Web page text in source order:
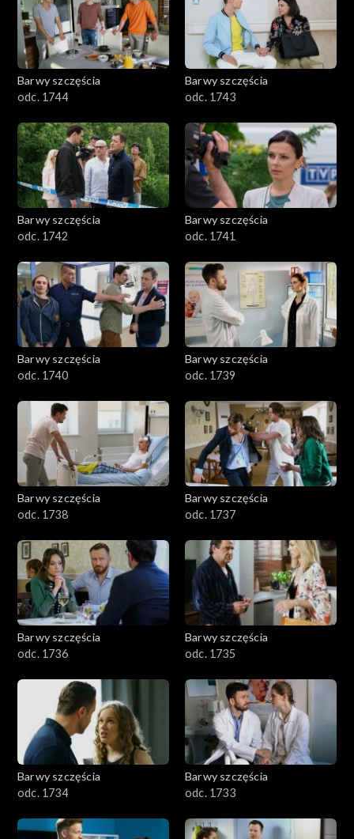
Barwy szczęścia
odc. 1744
Barwy szczęścia
odc. 1743
Barwy szczęścia
odc. 1742
Barwy szczęścia
odc. 1741
Barwy szczęścia
odc. 1740
Barwy szczęścia
odc. 1739
Barwy szczęścia
odc. 1738
Barwy szczęścia
odc. 1737
Barwy szczęścia
odc. 1736
Barwy szczęścia
odc. 1735
Barwy szczęścia
odc. 1734
Barwy szczęścia
odc. 1733